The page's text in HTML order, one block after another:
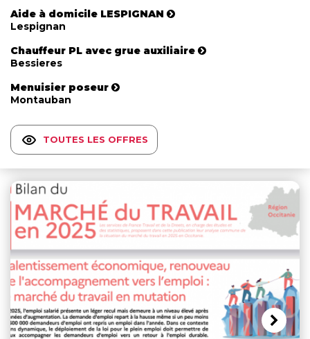
Aide à domicile LESPIGNAN
Lespignan
Chauffeur PL avec grue auxiliaire
Bessieres
Menuisier poseur
Montauban
TOUTES LES OFFRES